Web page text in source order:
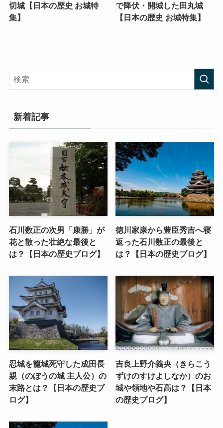
切城【日本の歴史 お城特
集】
で降伏・開城した田丸城
【日本の歴史 お城特集】
新着記事
石川数正の次男「康勝」が
花と散った壮絶な最後と
は？【日本の歴史ブログ】
徳川家康から豊臣秀吉へ寝
返った石川数正の最後と
は？【日本の歴史ブログ】
忍城を籠城死守した成田長
親（のぼうの城 主人公）の
末路とは？【日本の歴史ブ
ログ】
吉良上野介義央（きらこう
ずけのすけよしなか）のお
城や領地や石高は？【日本
の歴史ブログ】